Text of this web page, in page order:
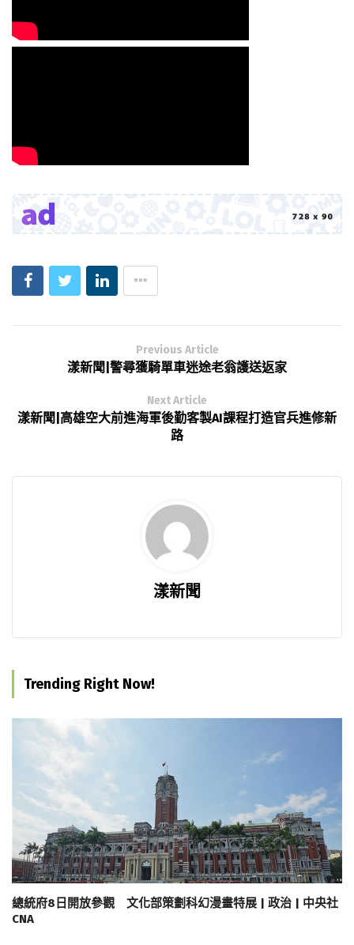
Previous Article
漾新聞|警尋獲騎單車迷途老翁護送返家
Next Article
漾新聞|高雄空大前進海軍後勤客製AI課程打造官兵進修新
路
漾新聞
Trending Right Now!
總統府8日開放參觀 文化部策劃科幻漫畫特展 | 政治 | 中央社
CNA